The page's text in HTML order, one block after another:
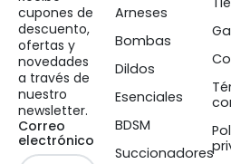
cupones de
descuento,
ofertas y
novedades
a través de
nuestro
newsletter.
Correo
electrónico
Arneses
Bombas
Dildos
Esenciales
BDSM
Succionadores